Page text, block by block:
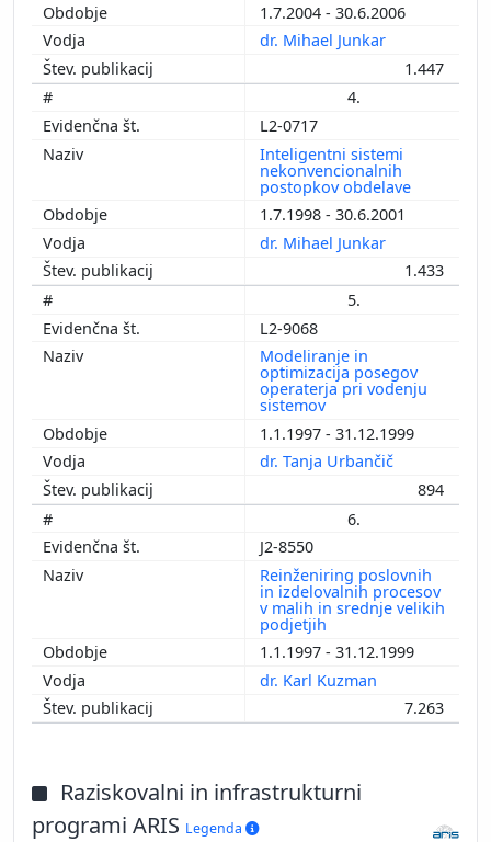
1.7.2004 - 30.6.2006
dr. Mihael Junkar
1.447
4.
L2-0717
Inteligentni sistemi
nekonvencionalnih
postopkov obdelave
1.7.1998 - 30.6.2001
dr. Mihael Junkar
1.433
5.
L2-9068
Modeliranje in
optimizacija posegov
operaterja pri vodenju
sistemov
1.1.1997 - 31.12.1999
dr. Tanja Urbančič
894
6.
J2-8550
Reinženiring poslovnih
in izdelovalnih procesov
v malih in srednje velikih
podjetjih
1.1.1997 - 31.12.1999
dr. Karl Kuzman
7.263
Raziskovalni in infrastrukturni
programi ARIS Legenda